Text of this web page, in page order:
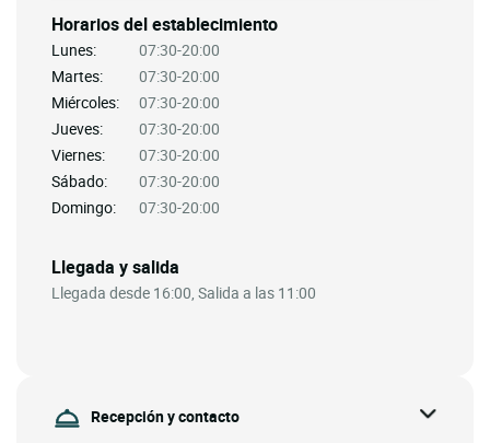
Horarios del establecimiento
Lunes:
07:30-20:00
Martes:
07:30-20:00
Miércoles:
07:30-20:00
Jueves:
07:30-20:00
Viernes:
07:30-20:00
Sábado:
07:30-20:00
Domingo:
07:30-20:00
Llegada y salida
Llegada desde 16:00, Salida a las 11:00
Recepción y contacto